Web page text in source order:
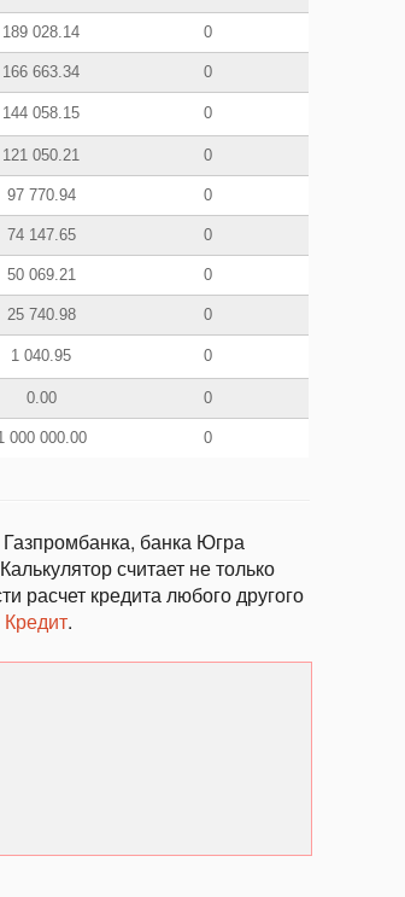
189 028.14 0
166 663.34 0
144 058.15 0
121 050.21 0
97 770.94 0
74 147.65 0
50 069.21 0
25 740.98 0
1 040.95 0
0.00 0
000 000.00 0
банка Югра
считает не только
расчет кредита любого другого
.